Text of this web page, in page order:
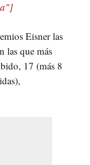
Eisner las
las que más
17 (más 8